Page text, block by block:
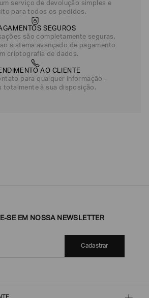
serviço de devolução simples e
para todos os pedidos.
SEGUROS
são completamente seguras,
sistema avançado de pagamento
criptografia de dados.
AO CLIENTE
para qualquer informação -
totalmente à sua disposição.
SE EM NOSSA NEWSLETTER
Cadastrar